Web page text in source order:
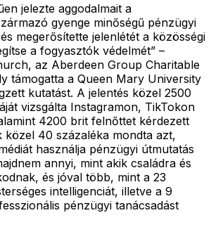
jelezte aggodalmait a
gyenge minőségű pénzügyi
megerősítette jelenlétét a közösségi
a fogyasztók védelmét” –
az Aberdeen Group Charitable
támogatta a Queen Mary University
kutatást. A jelentés közel 2500
vizsgálta Instagramon, TikTokon
4200 brit felnőttet kérdezett
közel 40 százaléka mondta azt,
használja pénzügyi útmutatás
annyi, mint akik családra és
és jóval több, mint a 23
intelligenciát, illetve a 9
pénzügyi tanácsadást